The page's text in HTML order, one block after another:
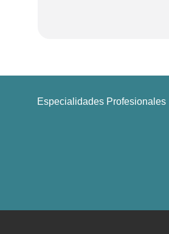
Especialidades Profesionales